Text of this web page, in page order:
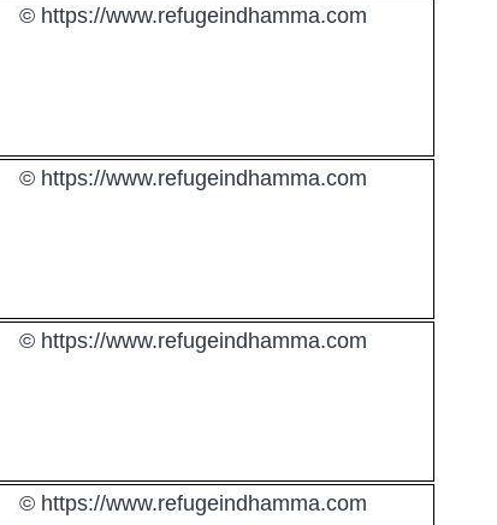
© https://www.refugeindhamma.com
© https://www.refugeindhamma.com
© https://www.refugeindhamma.com
© https://www.refugeindhamma.com